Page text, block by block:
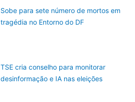
Sobe para sete número de mortos em
tragédia no Entorno do DF
TSE cria conselho para monitorar
desinformação e IA nas eleições